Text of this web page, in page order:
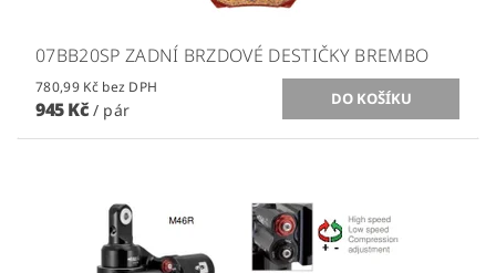
07BB20SP ZADNÍ BRZDOVÉ DESTIČKY BREMBO
780,99 Kč bez DPH
945 Kč / pár